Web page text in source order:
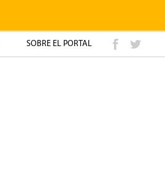
SOBRE EL PORTAL